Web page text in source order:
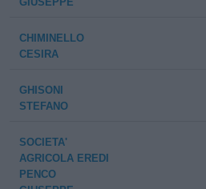
CHIMINELLO
CESIRA
GHISONI
STEFANO
SOCIETA'
AGRICOLA EREDI
PENCO